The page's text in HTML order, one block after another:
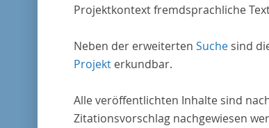
Projektkontext fremdsprachliche
Neben der erweiterten Suchesind
Projekterkundbar.
Alle veröffentlichten Inhalte sind
Zitationsvorschlag nachgewiesen